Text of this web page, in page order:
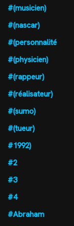
#(musicien)
#(nascar)
#(personnalité
#(physicien)
#(rappeur)
#(réalisateur)
#(sumo)
#(tueur)
#1992)
#2
#3
#4
#Abraham